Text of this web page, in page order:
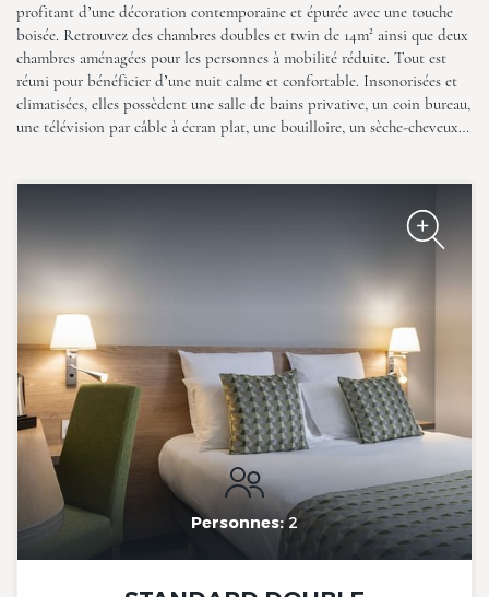
profitant d’une décoration contemporaine et épurée avec une touche
boisée. Retrouvez des chambres doubles et twin de 14m² ainsi que deux
chambres aménagées pour les personnes à mobilité réduite. Tout est
réuni pour bénéficier d’une nuit calme et confortable. Insonorisées et
climatisées, elles possèdent une salle de bains privative, un coin bureau,
une télévision par câble à écran plat, une bouilloire, un sèche-cheveux…
Personnes:2
The Originals City, Hôtel de la
Confluence, Agen Ouest